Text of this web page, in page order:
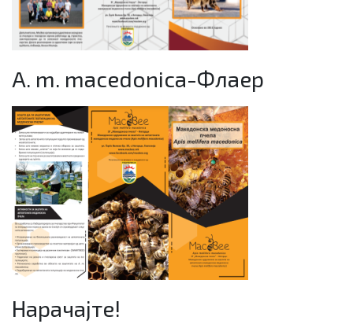
A. m. macedonica-Флаер
Нарачајте!